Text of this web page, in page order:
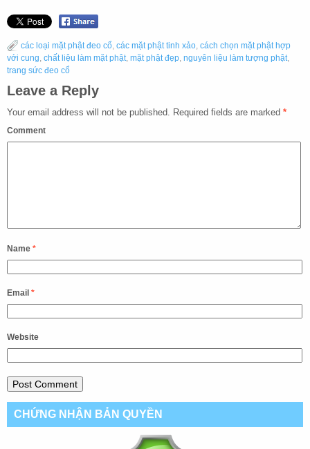
các loại mặt phật đeo cổ các mặt phật tinh xảo cách chọn mặt phật hợp
với cung chất liệu làm mặt phật mặt phật đẹp nguyên liệu làm tượng phật
trang sức đeo cổ
Leave a Reply
Your email address will not be published. Required fields are marked *
Comment
Name *
Email *
Website
CHỨNG NHẬN BẢN QUYỀN